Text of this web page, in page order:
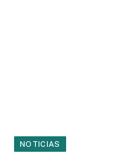
NOTICIAS